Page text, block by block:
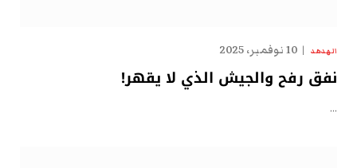
الهدهد 10 نوفمبر، 2025
نفق رفح والجيش الذي لا يقهر!
…